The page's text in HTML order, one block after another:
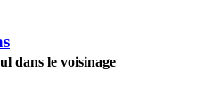
dans le voisinage